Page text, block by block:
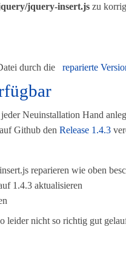
jquery-insert.js zu
durch die
reparierte
Neuinstallation Hand
Github den Release 1.4.3
reparieren wie oben
1.4.3 aktualisieren
leider nicht so richtig gut